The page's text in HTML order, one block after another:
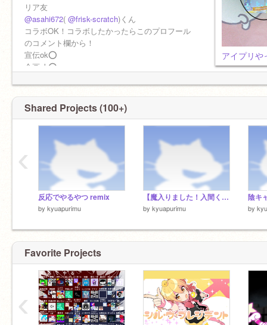
アカウント作成日 2024年5月28日
リア友
@asahi672( @frisk-scratch)くん
コラボOK！コラボしたかったらこのプロフール
のコメント欄から！
宣伝ok⭕
企画ok⭕
多聞教作りました。
すばるくん推しでもあるのですばる教作りまし
たw
銭ゲバ爺の弟子になりたい
アイプリや
Shared Projects (100+)
反応でやるやつ remix
by kyuapurimu
【魔入りました！入間くん】推しカード♬ remix
by kyuapurimu
陰キ
by
‹
Favorite Projects
‹